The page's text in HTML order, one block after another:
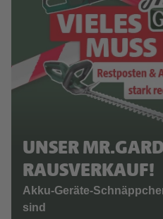
UNSER
RAUSVERKAUF!
Akku-Geräte-
sind